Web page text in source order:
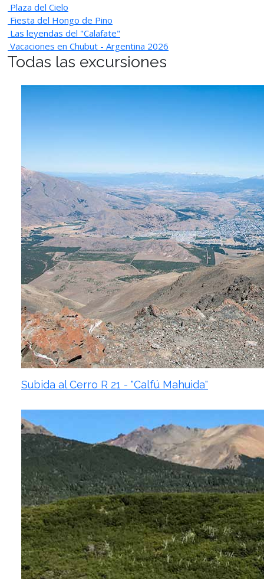
Plaza del Cielo
Fiesta del Hongo de Pino
Las leyendas del "Calafate"
Vacaciones en Chubut - Argentina 2026
Todas las excursiones
Subida al Cerro R 21 - "Calfú Mahuida"